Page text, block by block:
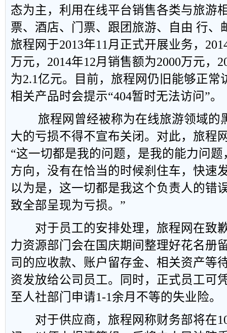
态为主，利用在线平台销售各类与旅游
票、酒店、门票、跟团旅游、自由 行、
旅程网于2013年11月正式开展业务，
万元，2014年12月销售额为2000万元，
为2.1亿元。目前，旅程网仍旧能够正常
相关产品时会提示“404暂时无法访问”。
旅程网曾经被称为在线旅游领域的
大的亏损不得不宣布关闭。对此，旅程
“这一切都是我的问题，是我的能力问
方向，没有在恰当的时候刹住车，快速
以为是，这一切都是我这个负责人的错
致全部呈现为亏损。”
对于员工的安排处理，旅程网在致
力资源部门会在国庆期间整理好花名册
司的应收款、账户留存金、相关资产等
资发放给公司员工。同时，正式员工可
至人社部门申请1-1余月不等的失业险。
对于供应商，旅程网称财务部将在